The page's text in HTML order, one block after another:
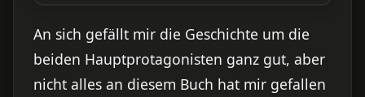
An sich gefällt mir die Geschichte um die
beiden Hauptprotagonisten ganz gut, aber
nicht alles an diesem Buch hat mir gefallen